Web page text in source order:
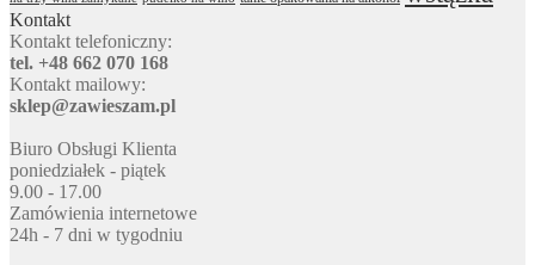
Kontakt
Kontakt telefoniczny:
tel. +48 662 070 168
Kontakt mailowy:
sklep@zawieszam.pl
Biuro Obsługi Klienta
poniedziałek - piątek
9.00 - 17.00
Zamówienia internetowe
24h - 7 dni w tygodniu